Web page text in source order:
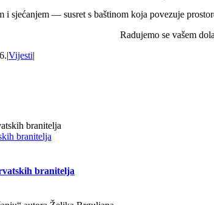
i sjećanjem — susret s baštinom koja povezuje
Radujemo se vašem
|Vijesti|
branitelja
branitelja